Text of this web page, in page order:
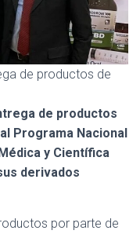
de productos de
de productos
Programa Nacional
y Científica
derivados
por parte de